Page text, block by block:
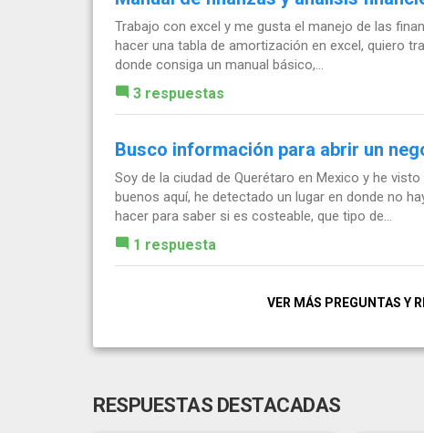
Trabajo con excel y me gusta el manejo de las
hacer una tabla de amortización en excel, quiero
donde consiga un manual básico,...
3 respuestas
Busco información para abrir un
Soy de la ciudad de Querétaro en Mexico y he
buenos aquí, he detectado un lugar en donde no
hacer para saber si es costeable, que tipo de...
1 respuesta
VER MÁS PREGUNTAS Y
RESPUESTAS DESTACADAS